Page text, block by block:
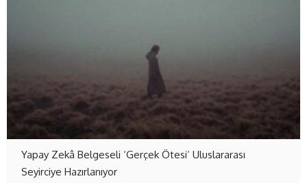
Yapay Zekâ Belgeseli ‘Gerçek Ötesi’ Uluslararası
Seyirciye Hazırlanıyor